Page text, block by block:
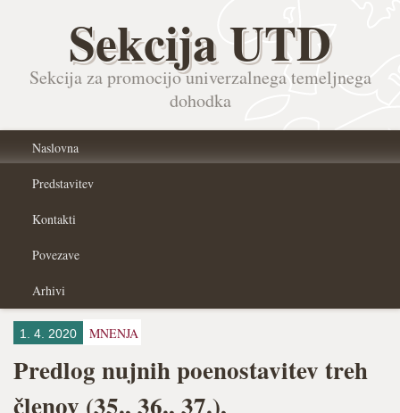
Sekcija UTD
Sekcija za promocijo univerzalnega temeljnega
dohodka
Naslovna
Predstavitev
Kontakti
Povezave
Arhivi
1. 4. 2020 MNENJA
Predlog nujnih poenostavitev treh
členov (35., 36., 37.),